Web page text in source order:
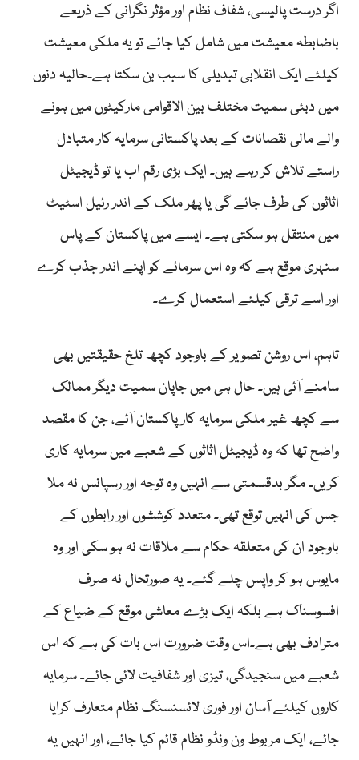
اگر درست پالیسی، شفاف نظام اور مؤثر نگرانی کے ذریعے
باضابطہ معیشت میں شامل کیا جائے تو یہ ملکی معیشت
کیلئے ایک انقلابی تبدیلی کا سبب بن سکتا ہے۔حالیہ دنوں
میں دبئی سمیت مختلف بین الاقوامی مارکیٹوں میں ہونے
والے مالی نقصانات کے بعد پاکستانی سرمایہ کار متبادل
راستے تلاش کر رہے ہیں۔ ایک بڑی رقم اب یا تو ڈیجیٹل
اثاثوں کی طرف جائے گی یا پھر ملک کے اندر رئیل اسٹیٹ
میں منتقل ہو سکتی ہے۔ ایسے میں پاکستان کے پاس
سنہری موقع ہے کہ وہ اس سرمائے کو اپنے اندر جذب کرے
اور اسے ترقی کیلئے استعمال کرے۔
تاہم، اس روشن تصویر کے باوجود کچھ تلخ حقیقتیں بھی
سامنے آئی ہیں۔ حال ہی میں جاپان سمیت دیگر ممالک
سے کچھ غیر ملکی سرمایہ کار پاکستان آئے، جن کا مقصد
واضح تھا کہ وہ ڈیجیٹل اثاثوں کے شعبے میں سرمایہ کاری
کریں۔ مگر بدقسمتی سے انہیں وہ توجہ اور رسپانس نہ ملا
جس کی انہیں توقع تھی۔ متعدد کوششوں اور رابطوں کے
باوجود ان کی متعلقہ حکام سے ملاقات نہ ہو سکی اور وہ
مایوس ہو کر واپس چلے گئے۔ یہ صورتحال نہ صرف
افسوسناک ہے بلکہ ایک بڑے معاشی موقع کے ضیاع کے
مترادف بھی ہے۔اس وقت ضرورت اس بات کی ہے کہ اس
شعبے میں سنجیدگی، تیزی اور شفافیت لائی جائے۔ سرمایہ
کاروں کیلئے آسان اور فوری لائسنسنگ نظام متعارف کرایا
جائے، ایک مربوط ون ونڈو نظام قائم کیا جائے، اور انہیں یہ